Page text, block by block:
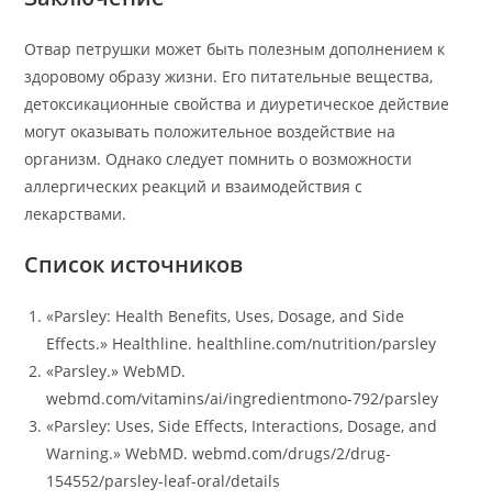
Отвар петрушки может быть полезным дополнением к
здоровому образу жизни. Его питательные вещества,
детоксикационные свойства и диуретическое действие
могут оказывать положительное воздействие на
организм. Однако следует помнить о возможности
аллергических реакций и взаимодействия с
лекарствами.
Список источников
«Parsley: Health Benefits, Uses, Dosage, and Side
Effects.» Healthline. healthline.com/nutrition/parsley
«Parsley.» WebMD.
webmd.com/vitamins/ai/ingredientmono-792/parsley
«Parsley: Uses, Side Effects, Interactions, Dosage, and
Warning.» WebMD. webmd.com/drugs/2/drug-
154552/parsley-leaf-oral/details